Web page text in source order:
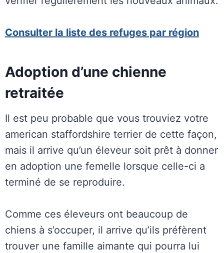
Consulter la liste des refuges par région
Adoption d’une chienne
retraitée
Il est peu probable que vous trouviez votre
american staffordshire terrier de cette façon,
mais il arrive qu’un éleveur soit prêt à donner
en adoption une femelle lorsque celle-ci a
terminé de se reproduire.
Comme ces éleveurs ont beaucoup de
chiens à s’occuper, il arrive qu’ils préfèrent
trouver une famille aimante qui pourra lui